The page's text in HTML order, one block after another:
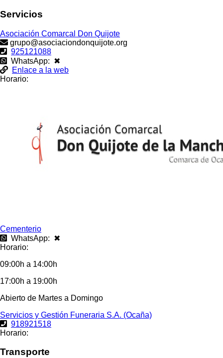
Servicios
Asociación Comarcal Don Quijote
grupo@asociaciondonquijote.org
925121088
WhatsApp: ✖
Enlace a la web
Horario:
Cementerio
WhatsApp: ✖
Horario:
09:00h a 14:00h
17:00h a 19:00h
Abierto de Martes a Domingo
Servicios y Gestión Funeraria S.A. (Ocaña)
918921518
Horario:
Transporte